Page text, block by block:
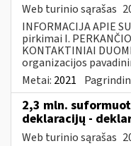
Web turinio sąrašas
INFORMACIJA APIE
pirkimai I.
KONTAKTINIAI
organizacijos
Metai: 2021
2,3 mln.
deklaracijų -
Web turinio sąrašas